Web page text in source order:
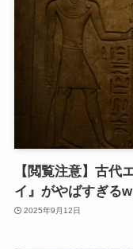
【閲覧注意】古代
イ』がやばすぎる
2025年9月12日